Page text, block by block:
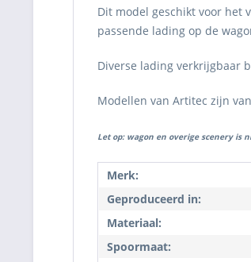
Dit model geschikt voor het
passende lading op de
Diverse lading verkrijgbaar
Modellen van Artitec zijn
Let op: wagon en overige scenery is
Merk:
Geproduceerd in:
Materiaal:
Spoormaat: